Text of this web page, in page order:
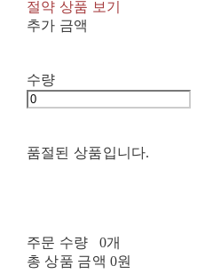
절약 상품 보기
추가 금액
수량
품절된 상품입니다.
주문 수량
0개
총 상품 금액 0원